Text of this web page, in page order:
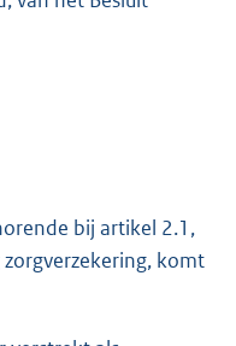
bij artikel 2.1,
komt